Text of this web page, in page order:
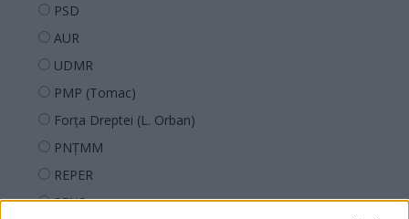
PSD
AUR
UDMR
PMP (Tomac)
Forța Dreptei (L. Orban)
PNȚMM
REPER
SENS